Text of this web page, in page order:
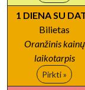
1 DIENA SU
Bilietas
Oranžinis kainų
laikotarpis
Pirkti »